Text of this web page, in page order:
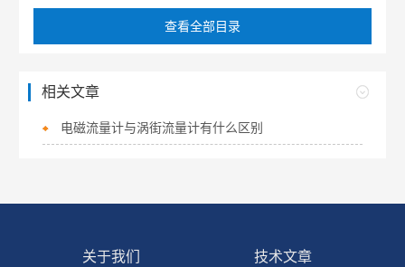
查看全部目录
相关文章
电磁流量计与涡街流量计有什么区别
关于我们 技术文章